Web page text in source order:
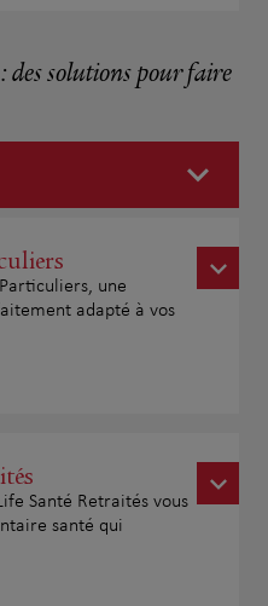
des solutions pour faire
une
adapté à vos
Santé Retraités vous
santé qui